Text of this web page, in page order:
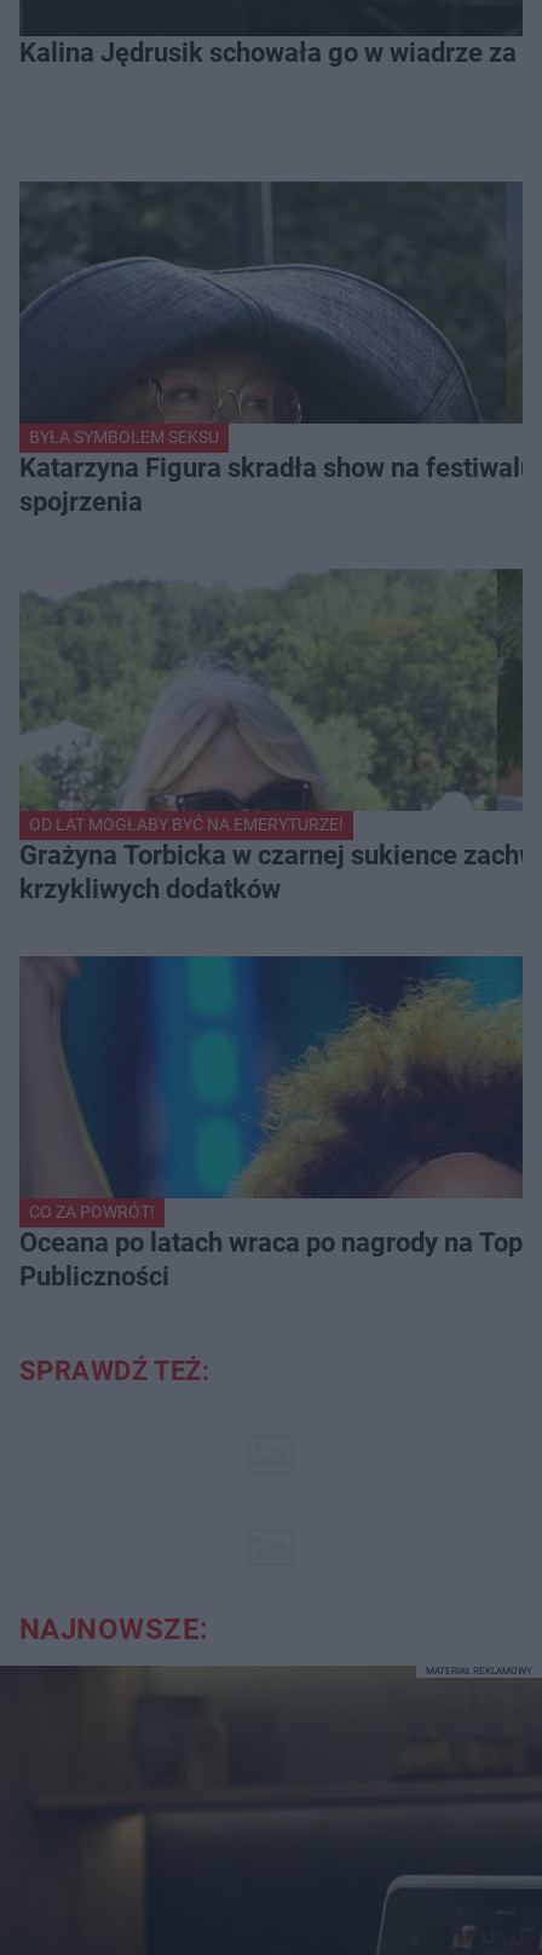
Kalina Jędrusik schowała go w wiadrze za
BYŁA SYMBOLEM SEKSU
Katarzyna Figura skradła show na
spojrzenia
OD LAT MOGŁABY BYĆ NA EMERYTURZE!
Grażyna Torbicka w czarnej sukience
krzykliwych dodatków
CO ZA POWRÓT!
Oceana po latach wraca po nagrody na Top
Publiczności
SPRAWDŹ TEŻ:
NAJNOWSZE:
MATERIAŁ REKLAMOWY